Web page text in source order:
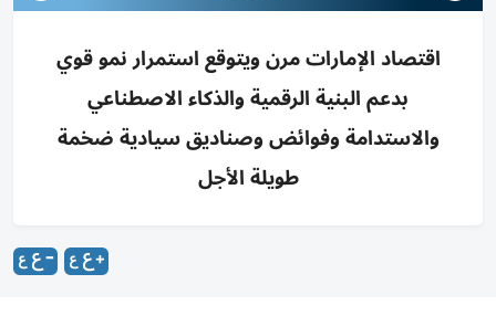
اقتصاد الإمارات مرن ويتوقع استمرار نمو قوي
بدعم البنية الرقمية والذكاء الاصطناعي
والاستدامة وفوائض وصناديق سيادية ضخمة
طويلة الأجل